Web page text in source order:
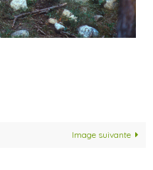
Image suivante